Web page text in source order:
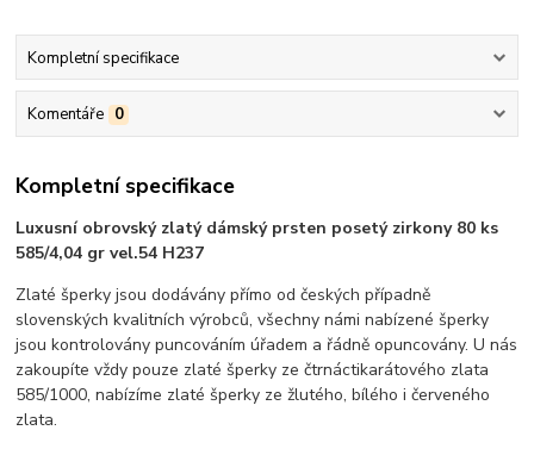
Kompletní specifikace
Komentáře 0
Kompletní specifikace
Luxusní obrovský zlatý dámský prsten posetý zirkony 80 ks
585/4,04 gr vel.54 H237
Zlaté šperky jsou dodávány přímo od českých případně
slovenských kvalitních výrobců, všechny námi nabízené šperky
jsou kontrolovány puncováním úřadem a řádně opuncovány. U nás
zakoupíte vždy pouze zlaté šperky ze čtrnáctikarátového zlata
585/1000, nabízíme zlaté šperky ze žlutého, bílého i červeného
zlata.